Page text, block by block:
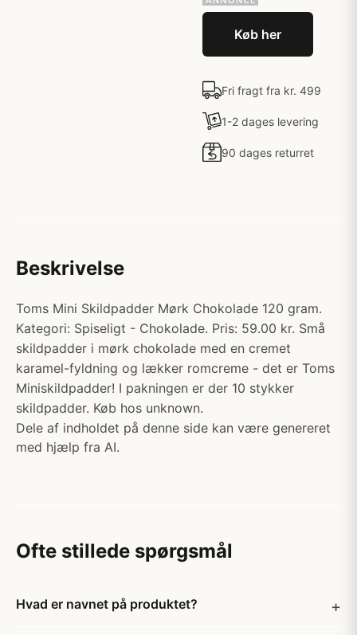
Køb her
Fri fragt fra kr. 499
1-2 dages levering
90 dages returret
Beskrivelse
Toms Mini Skildpadder Mørk Chokolade 120 gram.
Kategori: Spiseligt - Chokolade. Pris: 59.00 kr. Små
skildpadder i mørk chokolade med en cremet
karamel-fyldning og lækker romcreme - det er Toms
Miniskildpadder! I pakningen er der 10 stykker
skildpadder. Køb hos unknown.
Dele af indholdet på denne side kan være genereret
med hjælp fra AI.
Ofte stillede spørgsmål
Hvad er navnet på produktet?